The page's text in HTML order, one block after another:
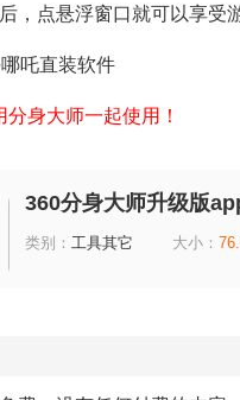
，点悬浮窗口就可以享受
分身大师一起使用！
360分身大师升级版
类别： 工具其它 大小：